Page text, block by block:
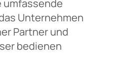
umfassende
Unternehmen
Partner und
bedienen